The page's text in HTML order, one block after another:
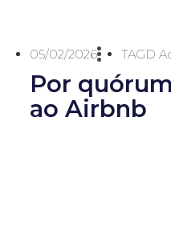
05/02/2026 TAGD
Por
ao Airbnb